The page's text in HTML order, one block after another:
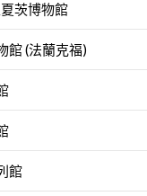
茨博物館
館 (法蘭克福)
館